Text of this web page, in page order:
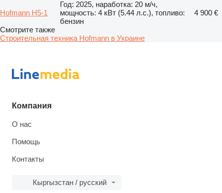
Hofmann H5-1
Год: 2025, наработка: 20 м/ч,
мощность: 4 кВт (5.44 л.с.), топливо:
бензин
4 900 €
Смотрите также
Строительная техника Hofmann в Украине
Компания
О нас
Помощь
Контакты
Кыргызстан / русский